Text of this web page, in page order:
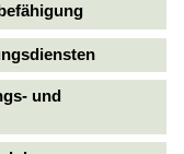
und